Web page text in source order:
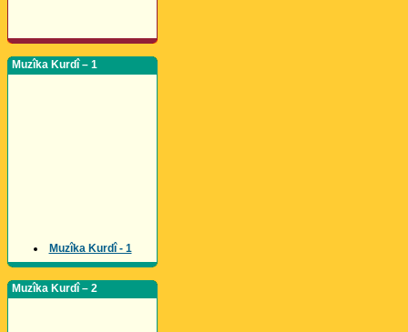
Muzîka Kurdî – 1
Muzîka Kurdî - 1
Muzîka Kurdî – 2